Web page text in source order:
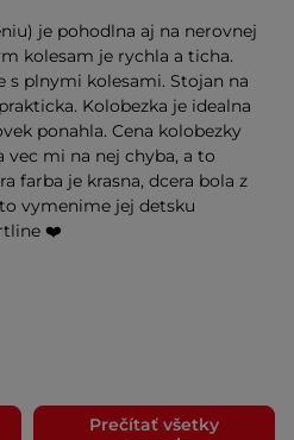
je pohodlna aj na nerovnej
kolesam je rychla a ticha.
s plnymi kolesami. Stojan na
Kolobezka je idealna
ponahla. Cena kolobezky
vec mi na nej chyba, a to
farba je krasna, dcera bola z
vymenime jej detsku
❤️
Prečítať všetky